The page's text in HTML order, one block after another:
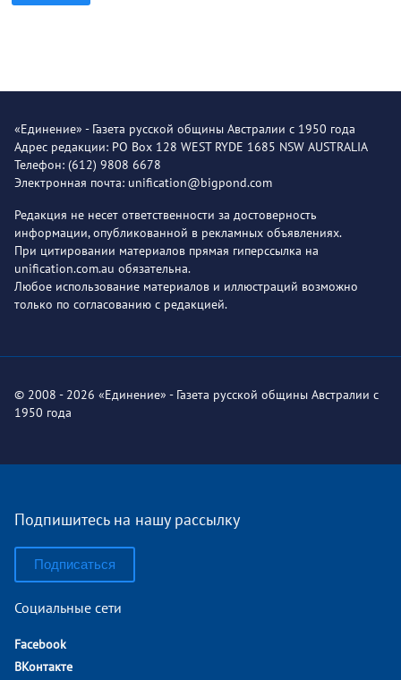
«Единение» - Газета русской общины Австралии с 1950 года
Адрес редакции: PO Box 128 WEST RYDE 1685 NSW AUSTRALIA
Телефон: (612) 9808 6678
Электронная почта: unification@bigpond.com
Редакция не несет ответственности за достоверность
информации, опубликованной в рекламных объявлениях.
При цитировании материалов прямая гиперссылка на
unification.com.au обязательна.
Любое использование материалов и иллюстраций возможно
только по согласованию с редакцией.
© 2008 - 2026 «Единение» - Газета русской общины Австралии с
1950 года
Подпишитесь на нашу рассылку
Подписаться
Социальные сети
Facebook
ВКонтакте